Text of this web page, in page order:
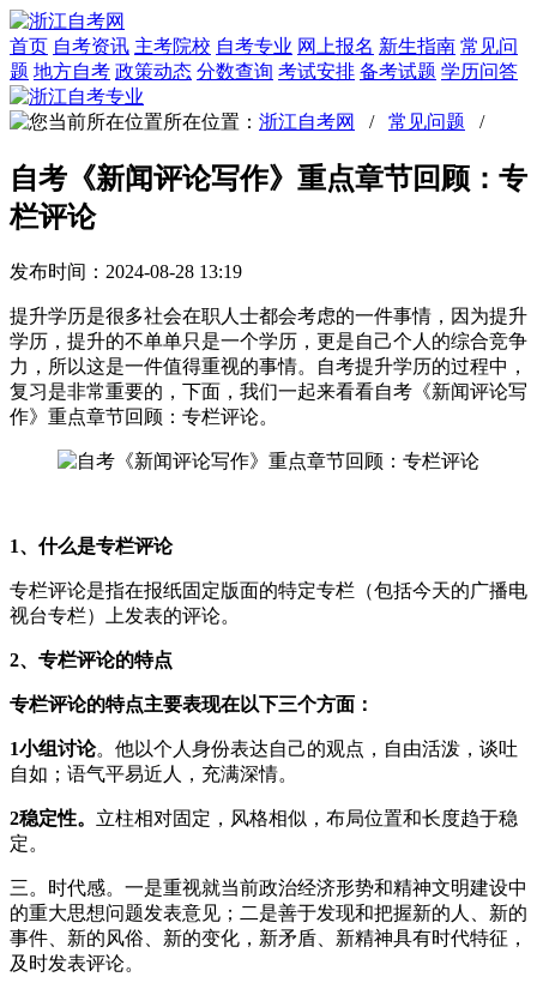
首页 自考资讯 主考院校 自考专业 网上报名 新生指南 常见问
题 地方自考 政策动态 分数查询 考试安排 备考试题 学历问答
所在位置： 浙江自考网 / 常见问题 /
自考《新闻评论写作》重点章节回顾：专
栏评论
发布时间：2024-08-28 13:19
提升学历是很多社会在职人士都会考虑的一件事情，因为提升
学历，提升的不单单只是一个学历，更是自己个人的综合竞争
力，所以这是一件值得重视的事情。自考提升学历的过程中，
复习是非常重要的，下面，我们一起来看看自考《新闻评论写
作》重点章节回顾：专栏评论。
1、什么是专栏评论
专栏评论是指在报纸固定版面的特定专栏（包括今天的广播电
视台专栏）上发表的评论。
2、专栏评论的特点
专栏评论的特点主要表现在以下三个方面：
1小组讨论。他以个人身份表达自己的观点，自由活泼，谈吐
自如；语气平易近人，充满深情。
2稳定性。 立柱相对固定，风格相似，布局位置和长度趋于稳
定。
三。时代感。一是重视就当前政治经济形势和精神文明建设中
的重大思想问题发表意见；二是善于发现和把握新的人、新的
事件、新的风俗、新的变化，新矛盾、新精神具有时代特征，
及时发表评论。